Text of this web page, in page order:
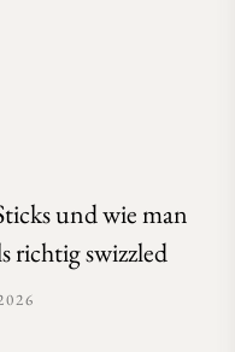
und wie man
richtig swizzled